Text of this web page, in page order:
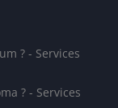
? - Services
? - Services